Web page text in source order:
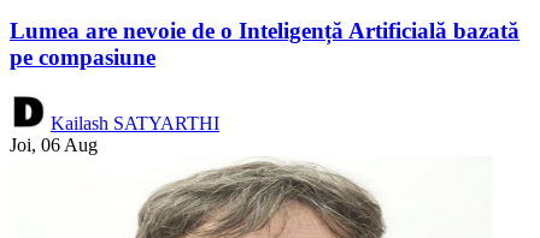
Lumea are nevoie de o Inteligență Artificială bazată
pe compasiune
Kailash SATYARTHI
Joi, 06 Aug